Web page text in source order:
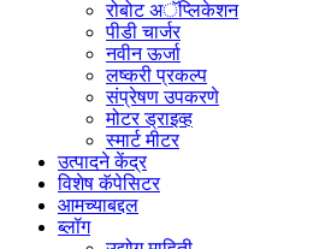
रोबोट अॅप्लिकेशन
पीडी चार्जर
नवीन ऊर्जा
लष्करी प्रकल्प
संप्रेषण उपकरणे
मोटर ड्राइव्ह
स्मार्ट मीटर
उत्पादने केंद्र
विशेष कॅपेसिटर
आमच्याबद्दल
ब्लॉग